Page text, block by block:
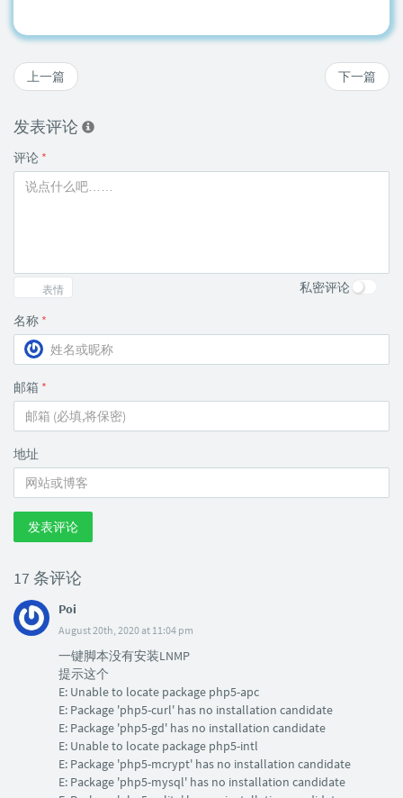
下一篇
上一篇
发表评论
评论 *
表情 私密评论
名称 *
邮箱 *
地址
发表评论
17 条评论
Poi
August 20th, 2020 at 11:04 pm
一键脚本没有安装LNMP
提示这个
E: Unable to locate package php5-apc
E: Package 'php5-curl' has no installation candidate
E: Package 'php5-gd' has no installation candidate
E: Unable to locate package php5-intl
E: Package 'php5-mcrypt' has no installation candidate
E: Package 'php5-mysql' has no installation candidate